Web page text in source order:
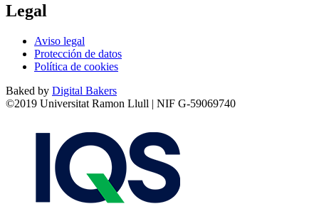
Legal
Aviso legal
Protección de datos
Política de cookies
Baked by Digital Bakers
©2019 Universitat Ramon Llull | NIF G-59069740